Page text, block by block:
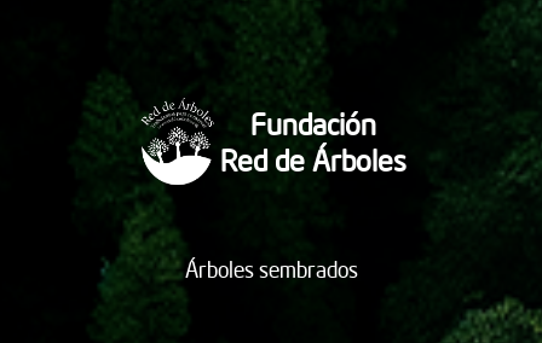
Fundación
Red de Árboles
Árboles sembrados